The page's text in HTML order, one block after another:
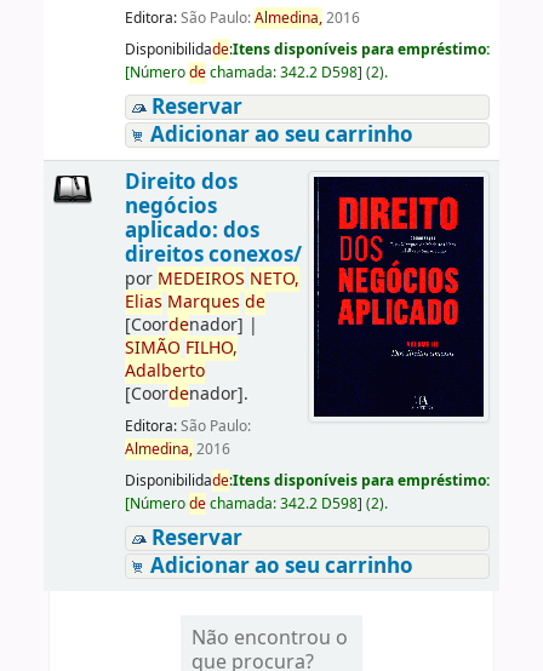
Editora:São Paulo:Almedina,2016
Disponibilidade:Itens disponíveis para empréstimo:
[Númerodechamada:342.2 D598] (2).
Reservar
Adicionar ao seu carrinho
Direito dos
negócios
aplicado: dos
direitos conexos/
por MEDEIROS NETO,
Elias Marques de
[Coordenador] |
SIMÃO FILHO,
Adalberto
[Coordenador].
Editora:São Paulo:
Almedina,2016
Disponibilidade:Itens disponíveis para empréstimo:
[Númerodechamada:342.2 D598] (2).
Reservar
Adicionar ao seu carrinho
Não encontrou o
que procura?